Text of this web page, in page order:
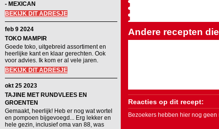
- MEXICAN
BEKIJK DIT ADRESJE
feb 9 2024
TOKO MAMPIR
Goede toko, uitgebreid assortiment en
heerlijke kant en klaar gerechten. Ook
voor advies. Ik kom er al vele jaren.
BEKIJK DIT ADRESJE
okt 25 2023
TAJINE MET RUNDVLEES EN
GROENTEN
Gemaakt, heerlijk! Heb er nog wat wortel
en pompoen bijgevoegd... Erg lekker en
hele gezin, inclusief oma van 88, was
Andere recepten
Reacties op dit recept:
Bezoekers hebben hier nog